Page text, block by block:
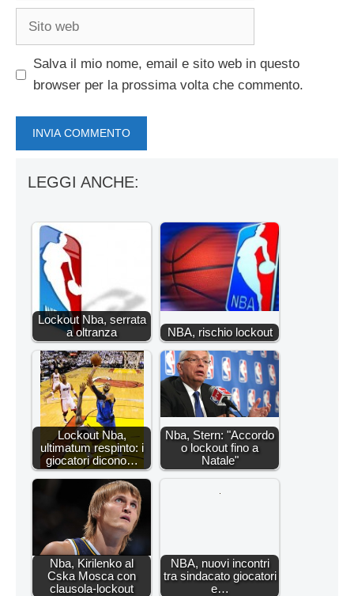
Sito
Salva il mio nome, email e sito web in questo
browser per la prossima volta che commento.
LEGGI ANCHE:
Lockout Nba, serrata
a oltranza
NBA, rischio lockout
Lockout Nba,
ultimatum respinto: i
giocatori dicono…
Nba, Stern: "Accordo
o lockout fino a
Natale"
Nba, Kirilenko al
Cska Mosca con
clausola-lockout
NBA, nuovi incontri
tra sindacato giocatori
e…